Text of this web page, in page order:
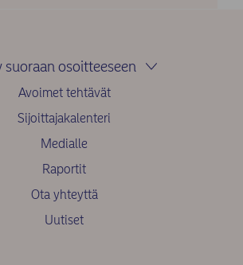
suoraan osoitteeseen
Avoimet tehtävät
Sijoittajakalenteri
Medialle
Raportit
Ota yhteyttä
Uutiset